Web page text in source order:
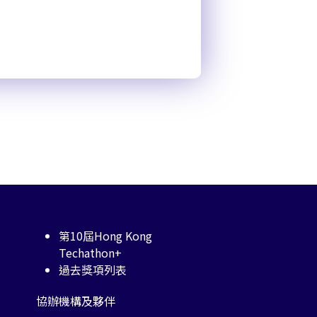
第10屆Hong Kong
Techathon+
過去獎項列表
協辦機構及夥伴